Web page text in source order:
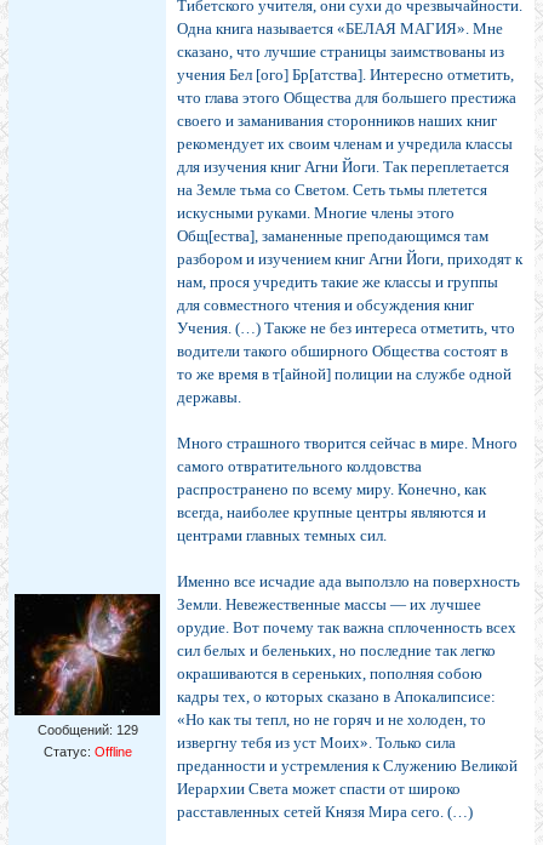
Сообщений: 129
Статус: Offline
Тибетского учителя, они сухи до чрезвычайности.
Одна книга называется «БЕЛАЯ МАГИЯ». Мне
сказано, что лучшие страницы заимствованы из
учения Бел [ого] Бр[атства]. Интересно отметить,
что глава этого Общества для большего престижа
своего и заманивания сторонников наших книг
рекомендует их своим членам и учредила классы
для изучения книг Агни Йоги. Так переплетается
на Земле тьма со Светом. Сеть тьмы плетется
искусными руками. Многие члены этого
Общ[ества], заманенные преподающимся там
разбором и изучением книг Агни Йоги, приходят к
нам, прося учредить такие же классы и группы
для совместного чтения и обсуждения книг
Учения. (…) Также не без интереса отметить, что
водители такого обширного Общества состоят в
то же время в т[айной] полиции на службе одной
державы.
Много страшного творится сейчас в мире. Много
самого отвратительного колдовства
распространено по всему миру. Конечно, как
всегда, наиболее крупные центры являются и
центрами главных темных сил.
Именно все исчадие ада выползло на поверхность
Земли. Невежественные массы — их лучшее
орудие. Вот почему так важна сплоченность всех
сил белых и беленьких, но последние так легко
окрашиваются в сереньких, пополняя собою
кадры тех, о которых сказано в Апокалипсисе:
«Но как ты тепл, но не горяч и не холоден, то
извергну тебя из уст Моих». Только сила
преданности и устремления к Служению Великой
Иерархии Света может спасти от широко
расставленных сетей Князя Мира сего. (…)